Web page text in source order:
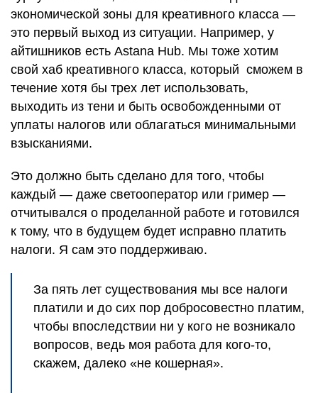
экономической зоны для креативного класса —
это первый выход из ситуации. Например, у
айтишников есть Astana Hub. Мы тоже хотим
свой хаб креативного класса, который сможем в
течение хотя бы трех лет использовать,
выходить из тени и быть освобожденными от
уплаты налогов или облагаться минимальными
взысканиями.
Это должно быть сделано для того, чтобы
каждый — даже светооператор или гример —
отчитывался о проделанной работе и готовился
к тому, что в будущем будет исправно платить
налоги. Я сам это поддерживаю.
За пять лет существования мы все налоги
платили и до сих пор добросовестно платим,
чтобы впоследствии ни у кого не возникало
вопросов, ведь моя работа для кого-то,
скажем, далеко «не кошерная».